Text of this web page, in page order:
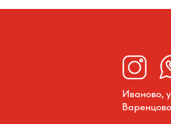
Иваново,